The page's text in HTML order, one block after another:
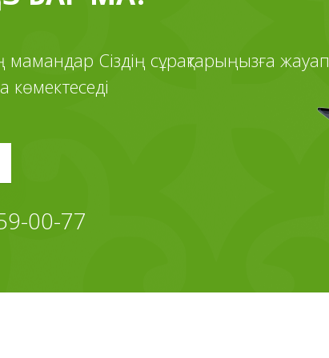
мамандар Сіздің сұрақтарыңызға жауап
көмектеседі
00-77